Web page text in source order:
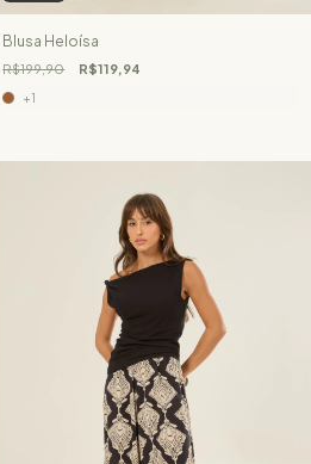
Blusa Heloísa
R$199,90 R$119,94
+1